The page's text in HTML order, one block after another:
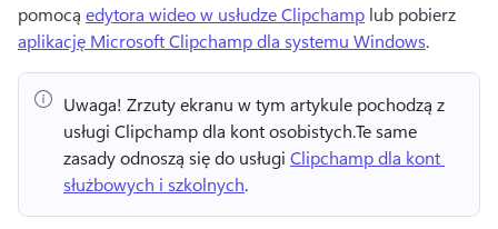
pomocą edytora wideo w usłudze Clipchamp lub pobierz
aplikację Microsoft Clipchamp dla systemu Windows.
Uwaga! Zrzuty ekranu w tym artykule pochodzą z
usługi Clipchamp dla kont osobistych.Te same
zasady odnoszą się do usługi Clipchamp dla kont
służbowych i szkolnych.